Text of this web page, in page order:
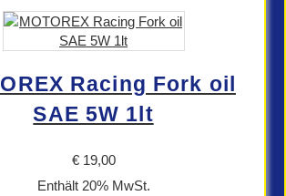
Racing Fork oil
SAE 5W 1lt
€19,00
Enthält 20% MwSt.